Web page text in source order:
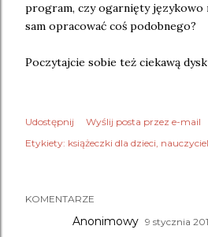
program, czy ogarnięty językowo
sam opracować coś podobnego?
Poczytajcie sobie też ciekawą
Udostępnij
Wyślij posta przez e-mail
Etykiety: książeczki dla dzieci
KOMENTARZE
Anonimowy 9 stycznia